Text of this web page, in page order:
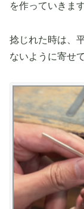
を作っていきます
捻じれた時は、
ないように寄せ